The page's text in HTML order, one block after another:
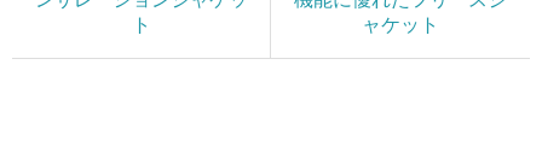
ト
ャケット